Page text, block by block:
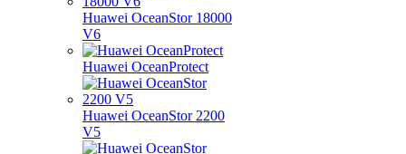
Huawei OceanStor 18000
V6
Huawei OceanProtect
Huawei OceanStor 2200
V5